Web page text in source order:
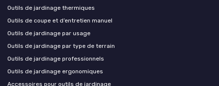
Outils de jardinage thermiques
Outils de coupe et d’entretien manuel
Outils de jardinage par usage
Outils de jardinage par type de terrain
Outils de jardinage professionnels
Outils de jardinage ergonomiques
Accessoires pour outils de jardinage